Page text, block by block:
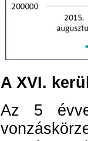
A XVI.
Az 5